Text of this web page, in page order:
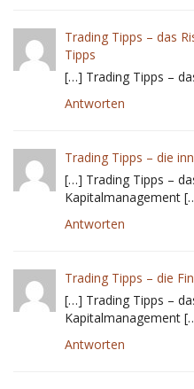
Trading Tipps – das
Tipps
[…] Trading Tipps –
Antworten
Trading Tipps – die
[…] Trading Tipps –
Kapitalmanagement
Antworten
Trading Tipps – die
[…] Trading Tipps –
Kapitalmanagement
Antworten